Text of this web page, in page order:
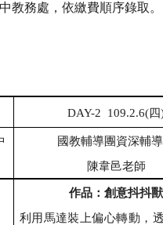
教務處，依繳費順序錄取。
DAY-2 109.2.6(四
國教輔導團資深輔
陳韋邑老師
作品：創意抖抖獸
利用馬達裝上偏心轉動，